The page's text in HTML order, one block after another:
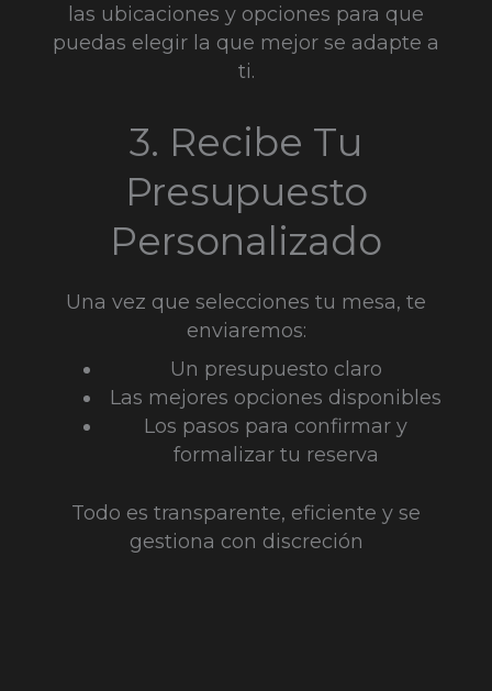
las ubicaciones y opciones para que
puedas elegir la que mejor se adapte a
ti.
3. Recibe Tu
Presupuesto
Personalizado
Una vez que selecciones tu mesa, te
enviaremos:
Un presupuesto claro
Las mejores opciones disponibles
Los pasos para confirmar y
formalizar tu reserva
Todo es transparente, eficiente y se
gestiona con discreción